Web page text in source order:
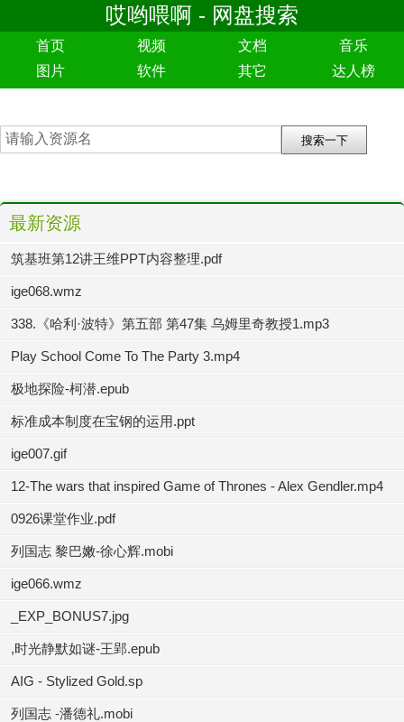
哎哟喂啊 - 网盘搜索
首页 视频 文档
音乐
图片
软件 其它 达人榜
最新资源
筑基班第12讲王维PPT内容整理.pdf
ige068.wmz
338.《哈利·波特》第五部 第47集 乌姆里奇教授1.mp3
Play School Come To The Party 3.mp4
极地探险-柯潜.epub
标准成本制度在宝钢的运用.ppt
ige007.gif
12-The wars that inspired Game of Thrones - Alex Gendler.mp4
0926课堂作业.pdf
列国志 黎巴嫩-徐心辉.mobi
ige066.wmz
_EXP_BONUS7.jpg
,时光静默如谜-王郢.epub
AIG - Stylized Gold.sp
列国志 -潘德礼.mobi